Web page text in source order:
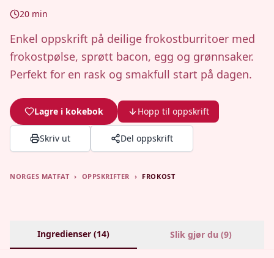
20 min
Enkel oppskrift på deilige frokostburritoer med
frokostpølse, sprøtt bacon, egg og grønnsaker.
Perfekt for en rask og smakfull start på dagen.
Lagre i kokebok Hopp til oppskrift
Skriv ut Del oppskrift
NORGES MATFAT › OPPSKRIFTER › FROKOST
Ingredienser (14) Slik gjør du (9)